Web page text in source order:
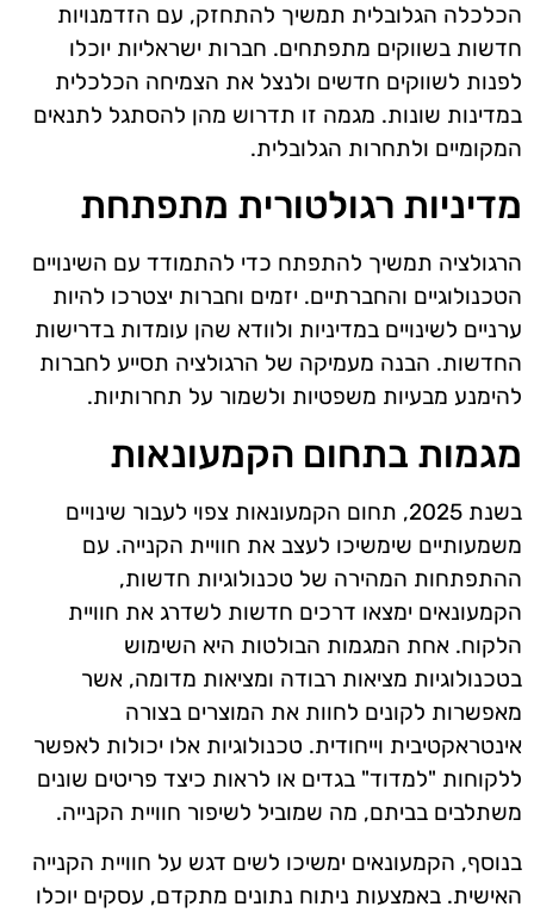
הכלכלה הגלובלית תמשיך להתחזק, עם הזדמנויות
חדשות בשווקים מתפתחים. חברות ישראליות יוכלו
לפנות לשווקים חדשים ולנצל את הצמיחה הכלכלית
במדינות שונות. מגמה זו תדרוש מהן להסתגל לתנאים
המקומיים ולתחרות הגלובלית.
מדיניות רגולטורית מתפתחת
הרגולציה תמשיך להתפתח כדי להתמודד עם השינויים
הטכנולוגיים והחברתיים. יזמים וחברות יצטרכו להיות
ערניים לשינויים במדיניות ולוודא שהן עומדות בדרישות
החדשות. הבנה מעמיקה של הרגולציה תסייע לחברות
להימנע מבעיות משפטיות ולשמור על תחרותיות.
מגמות בתחום הקמעונאות
בשנת 2025, תחום הקמעונאות צפוי לעבור שינויים
משמעותיים שימשיכו לעצב את חוויית הקנייה. עם
ההתפתחות המהירה של טכנולוגיות חדשות,
הקמעונאים ימצאו דרכים חדשות לשדרג את חוויית
הלקוח. אחת המגמות הבולטות היא השימוש
בטכנולוגיות מציאות רבודה ומציאות מדומה, אשר
מאפשרות לקונים לחוות את המוצרים בצורה
אינטראקטיבית וייחודית. טכנולוגיות אלו יכולות לאפשר
ללקוחות "למדוד" בגדים או לראות כיצד פריטים שונים
משתלבים בביתם, מה שמוביל לשיפור חוויית הקנייה.
בנוסף, הקמעונאים ימשיכו לשים דגש על חוויית הקנייה
האישית. באמצעות ניתוח נתונים מתקדם, עסקים יוכלו